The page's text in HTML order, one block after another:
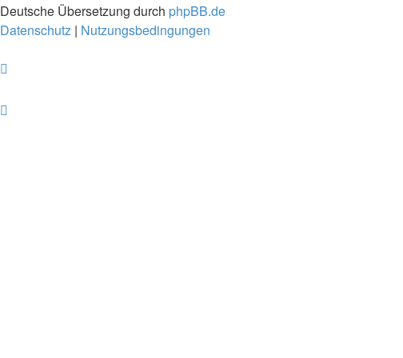
Deutsche Übersetzung durch phpBB.de
Datenschutz | Nutzungsbedingungen